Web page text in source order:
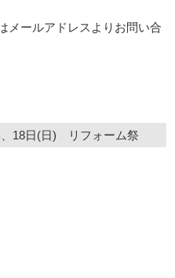
メールアドレスよりお問い合